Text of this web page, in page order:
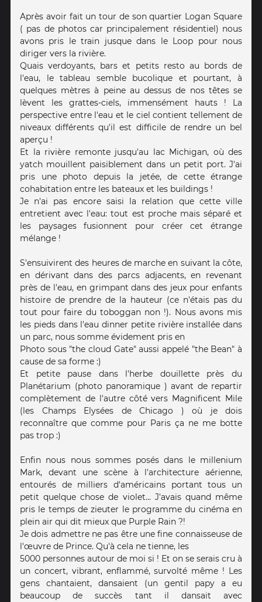
Après avoir fait un tour de son quartier Logan Square
( pas de photos car principalement résidentiel) nous
avons pris le train jusque dans le Loop pour nous
diriger vers la rivière.
Quais verdoyants, bars et petits resto au bords de
l'eau, le tableau semble bucolique et pourtant, à
quelques mètres à peine au dessus de nos têtes se
lèvent les grattes-ciels, immensément hauts ! La
perspective entre l'eau et le ciel contient tellement de
niveaux différents qu'il est difficile de rendre un bel
aperçu !
Et la rivière remonte jusqu'au lac Michigan, où des
yatch mouillent paisiblement dans un petit port. J'ai
pris une photo depuis la jetée, de cette étrange
cohabitation entre les bateaux et les buildings !
Je n'ai pas encore saisi la relation que cette ville
entretient avec l'eau: tout est proche mais séparé et
les paysages fusionnent pour créer cet étrange
mélange !
S'ensuivirent des heures de marche en suivant la côte,
en dérivant dans des parcs adjacents, en revenant
près de l'eau, en grimpant dans des jeux pour enfants
histoire de prendre de la hauteur (ce n'étais pas du
tout pour faire du toboggan non !). Nous avons mis
les pieds dans l'eau dinner petite rivière installée dans
un parc, nous somme évidement pris en
Photo sous "the cloud Gate" aussi appelé "the Bean" à
cause de sa forme :)
Et petite pause dans l'herbe douillette près du
Planétarium (photo panoramique ) avant de repartir
complètement de l'autre côté vers Magnificent Mile
(les Champs Elysées de Chicago ) où je dois
reconnaître que comme pour Paris ça ne me botte
pas trop :)
Enfin nous nous sommes posés dans le millenium
Mark, devant une scène à l'architecture aérienne,
entourés de milliers d'américains portant tous un
petit quelque chose de violet... J'avais quand même
pris le temps de zieuter le programme du cinéma en
plein air qui dit mieux que Purple Rain ?!
Je dois admettre ne pas être une fine connaisseuse de
l'œuvre de Prince. Qu'à cela ne tienne, les
5000 personnes autour de moi si ! Et on se serais cru à
un concert, vibrant, enflammé, survolté même ! Les
gens chantaient, dansaient (un gentil papy a eu
beaucoup de succès tant il dansait avec